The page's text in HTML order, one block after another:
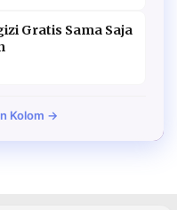
Gratis Sama Saja
Kolom →